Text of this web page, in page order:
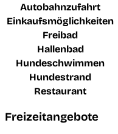
Autobahnzufahrt
Einkaufsmöglichkeiten
Freibad
Hallenbad
Hundeschwimmen
Hundestrand
Restaurant
Freizeitangebote